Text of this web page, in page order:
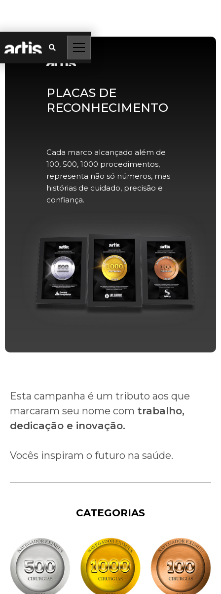

PLACAS DE
RECONHECIMENTO
Cada marco alcançado além de
100, 500, 1000 procedimentos,
representa não só números, mas
histórias de cuidado, precisão e
confiança.
Esta campanha é um tributo aos que
marcaram seu nome com trabalho,
dedicação e inovação.
Vocês inspiram o futuro na saúde.
CATEGORIAS